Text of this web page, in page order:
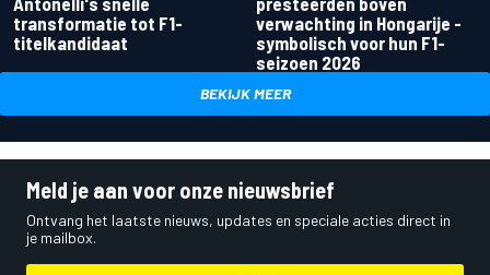
transformatie tot F1-
titelkandidaat
verwachting in Hongarije -
symbolisch voor hun F1-
seizoen 2026
BEKIJK MEER
Meld je aan voor onze nieuwsbrief
Ontvang het laatste nieuws, updates en speciale acties direct in
je mailbox.